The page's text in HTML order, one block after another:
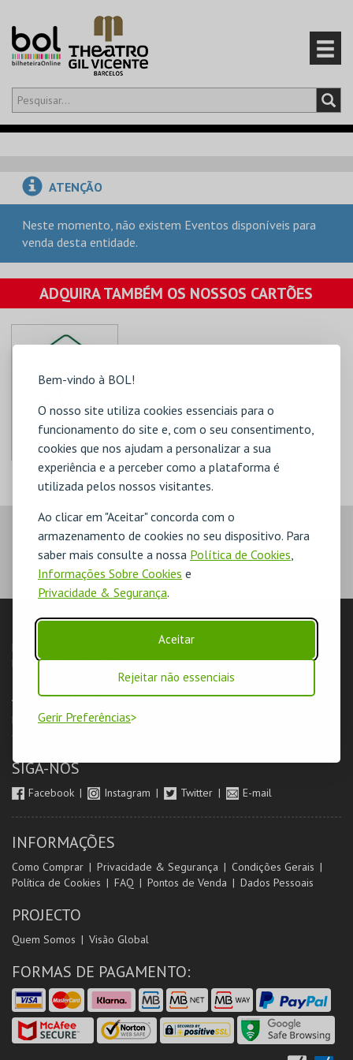
Bem-vindo à BOL!
O nosso site utiliza cookies essenciais para o
funcionamento do site e, com o seu consentimento,
cookies que nos ajudam a personalizar a sua
experiência e a perceber como a plataforma é
utilizada pelos nossos visitantes.
Ao clicar em "Aceitar" concorda com o
armazenamento de cookies no seu dispositivo. Para
saber mais consulte a nossa Política de Cookies
Informações Sobre Cookies e
Privacidade & Segurança.
Aceitar
Rejeitar não essenciais
Gerir Preferências
Olá,iniciar sessão
EVENTOS
CARTÕES
PRODUTOS
ATENÇÃO
Neste momento, não existem Eventos disponíveis para
venda desta entidade.
ADQUIRA TAMBÉM OS NOSSOS CARTÕES
PENTÁGONO
URBANO
AQUISIÇÃO
MAIS INFO
LOJA
Pesquisar Carrinho de compras Eventos
Livro de Reclamações
AUTENTICAÇÃO
Login & Registo de Clientes
SIGA-NOS
Facebook Instagram Twitter E-mail
INFORMAÇÕES
Como Comprar Privacidade & Segurança
Condições Gerais
Política de Cookies
FAQ Pontos de Venda Dados Pessoais
PROJECTO
Quem Somos Visão Global
FORMAS DE PAGAMENTO: